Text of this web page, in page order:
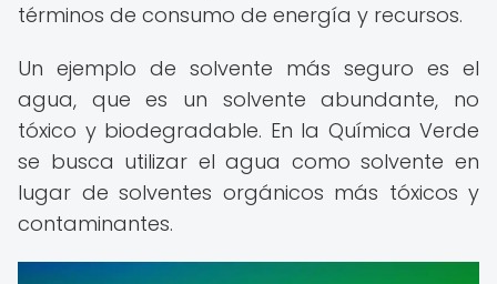
términos de consumo de energía y recursos.
Un ejemplo de solvente más seguro es el
agua, que es un solvente abundante, no
tóxico y biodegradable. En la Química Verde
se busca utilizar el agua como solvente en
lugar de solventes orgánicos más tóxicos y
contaminantes.